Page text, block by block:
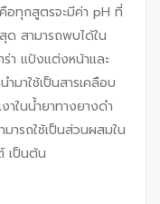
อทุกสูตรจะมีค่า pH ที่
สามารถพบได้ใน
า แป้งแต่งหน้าและ
มาใช้เป็นสารเคลือบ
าในน้ำยาทางยางดำ
มารถใช้เป็นส่วนผสมใน
เป็นต้น